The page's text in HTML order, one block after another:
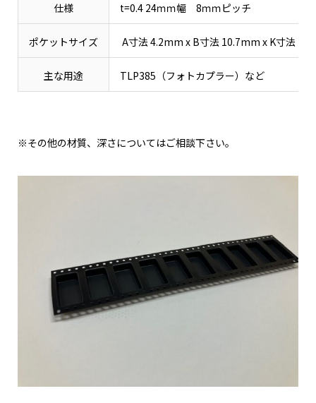
仕様 t=0.4 24ｍｍ幅 8ｍｍピッチ
ポケットサイズ A寸法 4.2mm x B寸法 10.7mm x K寸法
主な用途 TLP385（フォトカプラー）など
※その他の材質、深さについてはご相談下さい。